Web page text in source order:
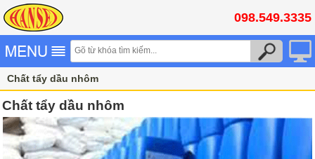
098.549.3335
Chất tẩy dầu nhôm
Chất tẩy dầu nhôm